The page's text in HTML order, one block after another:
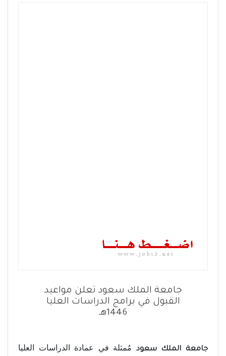
جامعة الملك سعود تعلن مواعيد
القبول في برامج الدراسات العليا
1446هـ
جامعة الملك سعود مُمثلة في عمادة الدراسات العليا